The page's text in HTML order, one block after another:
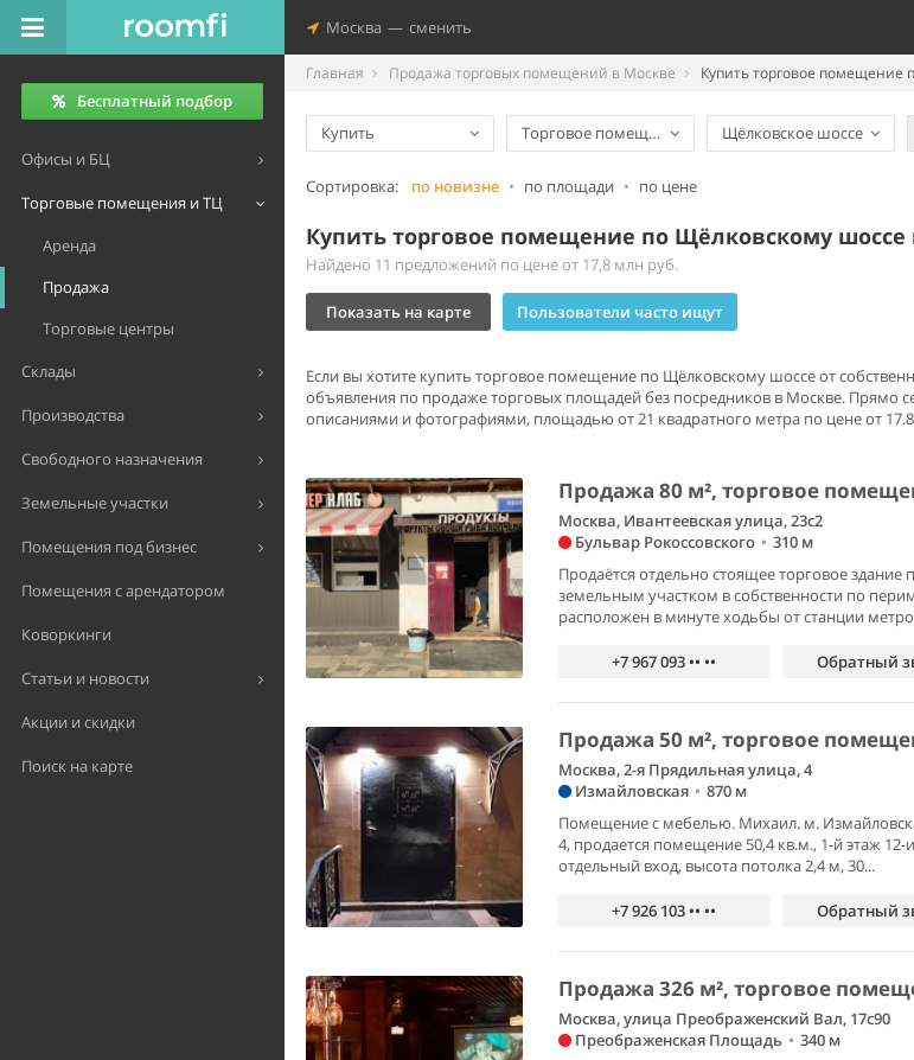
Москва — сменить
Бесплатный подбор
Офисы и БЦ
Торговые помещения и ТЦ
Аренда
Продажа
Торговые центры
Склады
Производства
Свободного назначения
Земельные участки
Помещения под бизнес
Помещения с арендатором
Коворкинги
Статьи и новости
Акции и скидки
Поиск на карте
Главная Продажа торговых помещений в Москве Купить торговое помещение
Купить Торговое помещение Щёлковское шоссе
Сортировка: по новизне • по площади • по цене
Купить торговое помещение по Щёлковскому шоссе
Найдено 11 предложений по цене от 17,8 млн руб.
Показать на карте Пользователи часто ищут
Если вы хотите купить торговое помещение по Щёлковскому шоссе от
объявления по продаже торговых площадей без посредников в Москве.
описаниями и фотографиями, площадью от 21 квадратного метра по цене от
Продажа 80 м², торговое
Москва, Ивантеевская улица, 23с2
Бульвар Рокоссовского • 310 м
Продаётся отдельно стоящее торговое
земельным участком в собственности по
расположен в минуте ходьбы от станции
+7 967 093 •• •• Обратный
Продажа 50 м², торговое
Москва, 2-я Прядильная улица, 4
Измайловская • 870 м
Помещение с мебелью. Михаил. м.
4, продается помещение 50,4 кв.м., 1-й этаж
отдельный вход, высота потолка 2,4 м, 30...
+7 926 103 •• •• Обратный
Продажа 326 м², торговое
Москва, улица Преображенский Вал, 17с90
Преображенская Площадь • 340 м